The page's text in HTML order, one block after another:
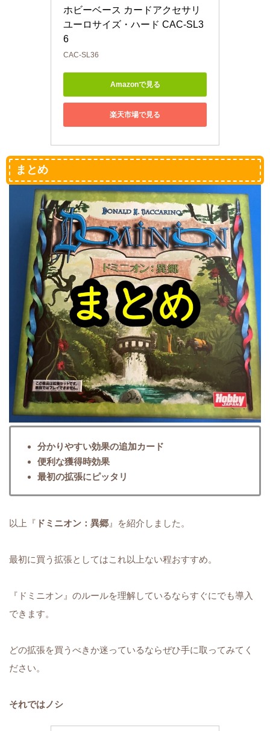
ホビーベース カードアクセサリ
ユーロサイズ・ハード CAC-SL3
6
CAC-SL36
Amazonで見る
楽天市場で見る
まとめ
分かりやすい効果の追加カード
便利な獲得時効果
最初の拡張にピッタリ
以上『 ドミニオン：異郷 』を紹介しました。
最初に買う拡張としてはこれ以上ない程おすすめ。
『ドミニオン』のルールを理解しているならすぐにでも導入
できます。
どの拡張を買うべきか迷っているならぜひ手に取ってみてく
ださい。
それではノシ